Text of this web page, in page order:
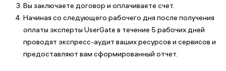
Вы заключаете договор и оплачиваете счет.
Начиная со следующего рабочего дня после получения
оплаты эксперты UserGate в течение 5 рабочих дней
проводят экспресс-аудит ваших ресурсов и сервисов и
предоставляют вам сформированный отчет.